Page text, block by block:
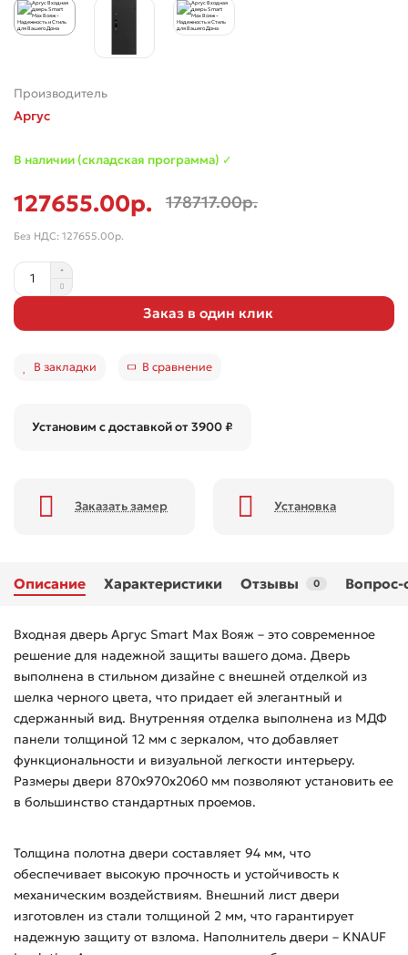
Производитель
Аргус
В наличии (складская программа) ✓
127655.00р. 178717.00р.
Без НДС: 127655.00р.
Заказ в один клик
В закладки В сравнение
Установим с доставкой от 3900 ₽
Заказать замер Установка
Описание Характеристики Отзывы 0 Вопрос-
Входная дверь Аргус Smart Max Вояж – это современное
решение для надежной защиты вашего дома. Дверь
выполнена в стильном дизайне с внешней отделкой из
шелка черного цвета, что придает ей элегантный и
сдержанный вид. Внутренняя отделка выполнена из МДФ
панели толщиной 12 мм с зеркалом, что добавляет
функциональности и визуальной легкости интерьеру.
Размеры двери 870х970х2060 мм позволяют установить ее
в большинство стандартных проемов.
Толщина полотна двери составляет 94 мм, что
обеспечивает высокую прочность и устойчивость к
механическим воздействиям. Внешний лист двери
изготовлен из стали толщиной 2 мм, что гарантирует
надежную защиту от взлома. Наполнитель двери – KNAUF